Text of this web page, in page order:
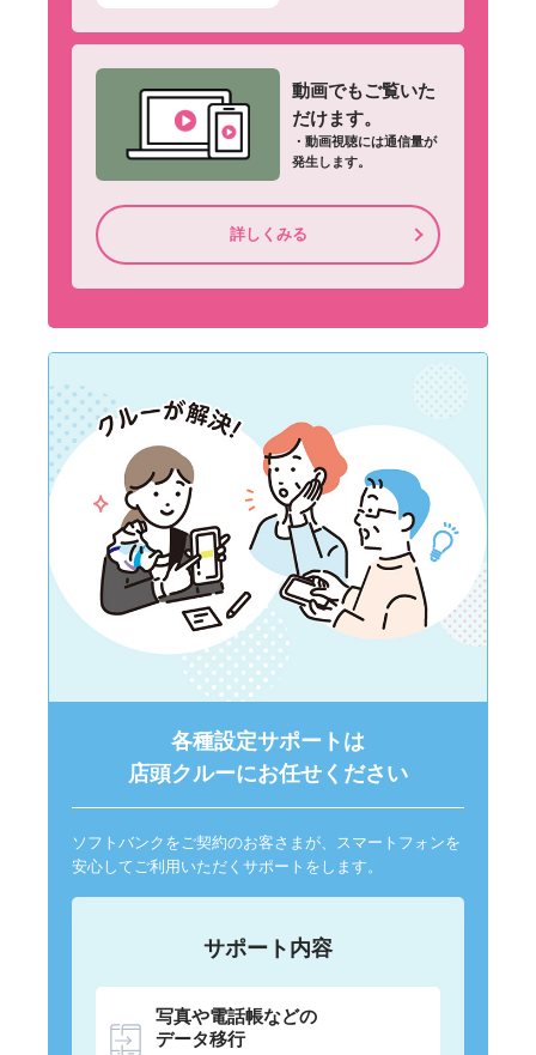
動画でもご覧いた
だけます。
・動画視聴には通信量が
発生します。
詳しくみる
各種設定サポートは
店頭クルーにお任せください
ソフトバンクをご契約のお客さまが、スマートフォンを
安心してご利用いただくサポートをします。
サポート内容
写真や電話帳などの
データ移行